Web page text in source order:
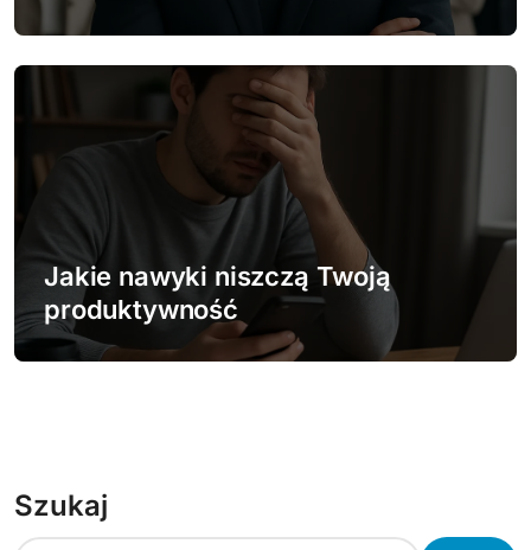
Jakie nawyki niszczą Twoją
produktywność
Szukaj